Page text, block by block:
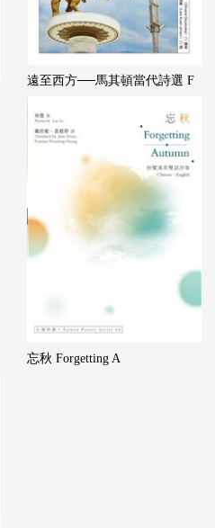
遠至西方──馬其頓當代詩選 F
忘秋 Forgetting A